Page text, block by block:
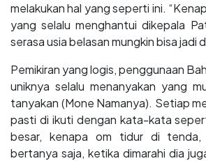
melakukan hal yang seperti ini.
yang selalu menghantui dikepala
serasa usia belasan mungkin bisa jadi
Pemikiran yang logis, penggunaan
uniknya selalu menanyakan yang
tanyakan (Mone Namanya). Setiap
pasti di ikuti dengan kata-kata
besar, kenapa om tidur di tenda,
bertanya saja, ketika dimarahi dia